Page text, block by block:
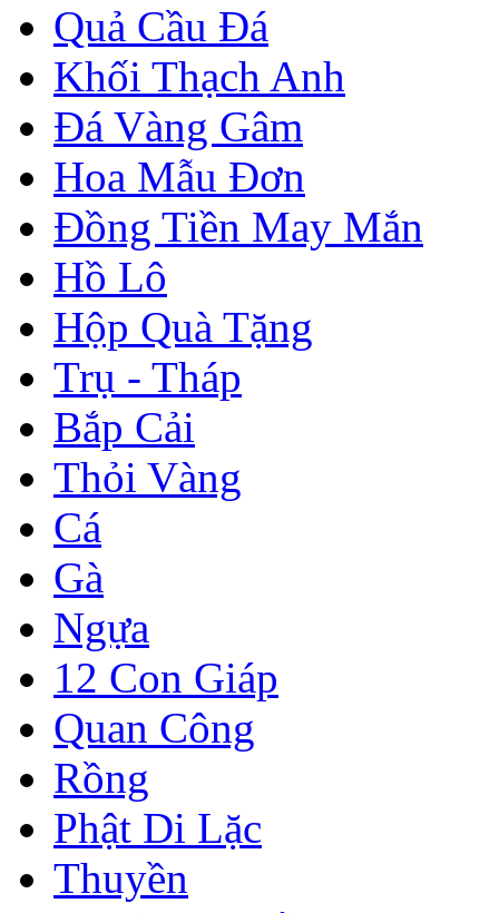
Quả Cầu Đá
Khối Thạch Anh
Đá Vàng Gâm
Hoa Mẫu Đơn
Đồng Tiền May Mắn
Hồ Lô
Hộp Quà Tặng
Trụ - Tháp
Bắp Cải
Thỏi Vàng
Cá
Gà
Ngựa
12 Con Giáp
Quan Công
Rồng
Phật Di Lặc
Thuyền